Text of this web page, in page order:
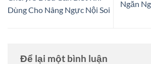
Dùng Cho Nâng Ngực Nội Soi
Ngăn
Để lại một bình luận